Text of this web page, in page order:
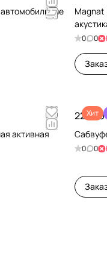
Magnat
0 0
активная
Хит
22 680
0 0